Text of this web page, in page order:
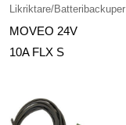
Likriktare/Batteribackuper
MOVEO 24V
10A FLX S